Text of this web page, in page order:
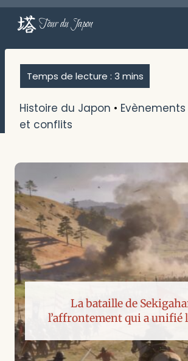
Aller
Tour du Japon
Histoire du Japon • Evènements
et conflits
La bataille de
l’affrontement qui a unifié